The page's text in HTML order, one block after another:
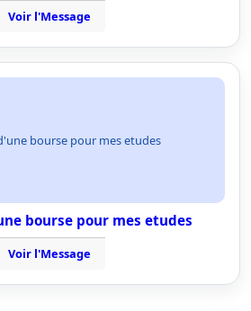
Voir l'Message
bourse pour mes etudes
bourse pour mes etudes
Voir l'Message